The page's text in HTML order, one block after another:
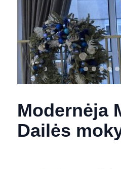
Modernėja
Dailės